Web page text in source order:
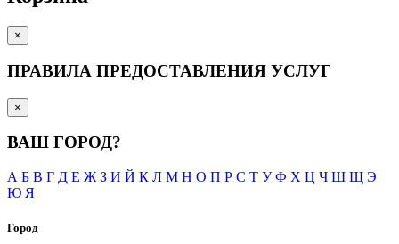
×
ПРАВИЛА ПРЕДОСТАВЛЕНИЯ УСЛУГ
×
ВАШ ГОРОД?
А Б В Г Д Е Ж З И Й К Л М Н О П Р С Т У Ф Х Ц Ч Ш Щ Э
Ю Я
Город